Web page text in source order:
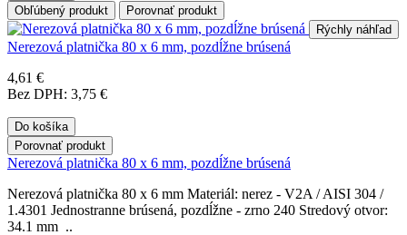
Obľúbený produkt
Porovnať produkt
Rýchly náhľad
Nerezová platnička 80 x 6 mm, pozdĺžne brúsená
4,61 €
Bez DPH: 3,75 €
Do košíka
Porovnať produkt
Nerezová platnička 80 x 6 mm, pozdĺžne brúsená
Nerezová platnička 80 x 6 mm Materiál: nerez - V2A / AISI 304 /
1.4301 Jednostranne brúsená, pozdĺžne - zrno 240 Stredový otvor:
34.1 mm ..